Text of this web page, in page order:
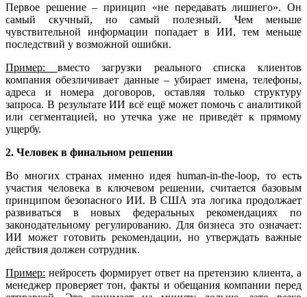
Первое решение – принцип «не передавать лишнего». Он
самый скучный, но самый полезный. Чем меньше
чувствительной информации попадает в ИИ, тем меньше
последствий у возможной ошибки.
Пример: вместо загрузки реального списка клиентов
компания обезличивает данные – убирает имена, телефоны,
адреса и номера договоров, оставляя только структуру
запроса. В результате ИИ всё ещё может помочь с аналитикой
или сегментацией, но утечка уже не приведёт к прямому
ущербу.
2. Человек в финальном решении
Во многих странах именно идея human-in-the-loop, то есть
участия человека в ключевом решении, считается базовым
принципом безопасного ИИ. В США эта логика продолжает
развиваться в новых федеральных рекомендациях по
законодательному регулированию. Для бизнеса это означает:
ИИ может готовить рекомендации, но утверждать важные
действия должен сотрудник.
Пример: нейросеть формирует ответ на претензию клиента, а
менеджер проверяет тон, факты и обещания компании перед